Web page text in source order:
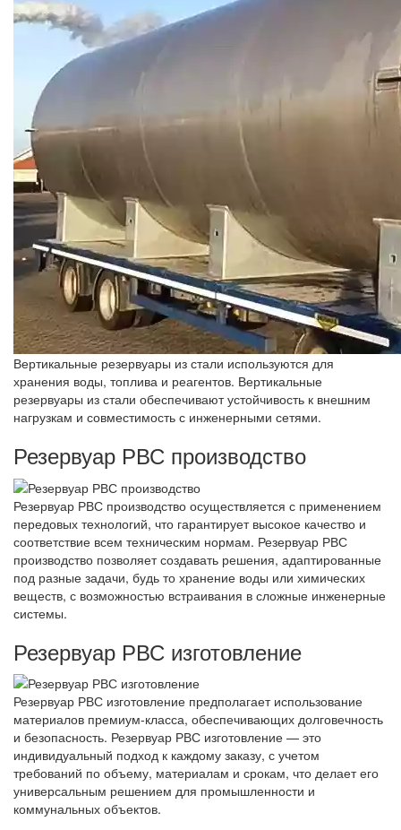
Вертикальные резервуары из стали используются для
хранения воды, топлива и реагентов. Вертикальные
резервуары из стали обеспечивают устойчивость к внешним
нагрузкам и совместимость с инженерными сетями.
Резервуар РВС производство
Резервуар РВС производство осуществляется с применением
передовых технологий, что гарантирует высокое качество и
соответствие всем техническим нормам. Резервуар РВС
производство позволяет создавать решения, адаптированные
под разные задачи, будь то хранение воды или химических
веществ, с возможностью встраивания в сложные инженерные
системы.
Резервуар РВС изготовление
Резервуар РВС изготовление предполагает использование
материалов премиум-класса, обеспечивающих долговечность
и безопасность. Резервуар РВС изготовление — это
индивидуальный подход к каждому заказу, с учетом
требований по объему, материалам и срокам, что делает его
универсальным решением для промышленности и
коммунальных объектов.